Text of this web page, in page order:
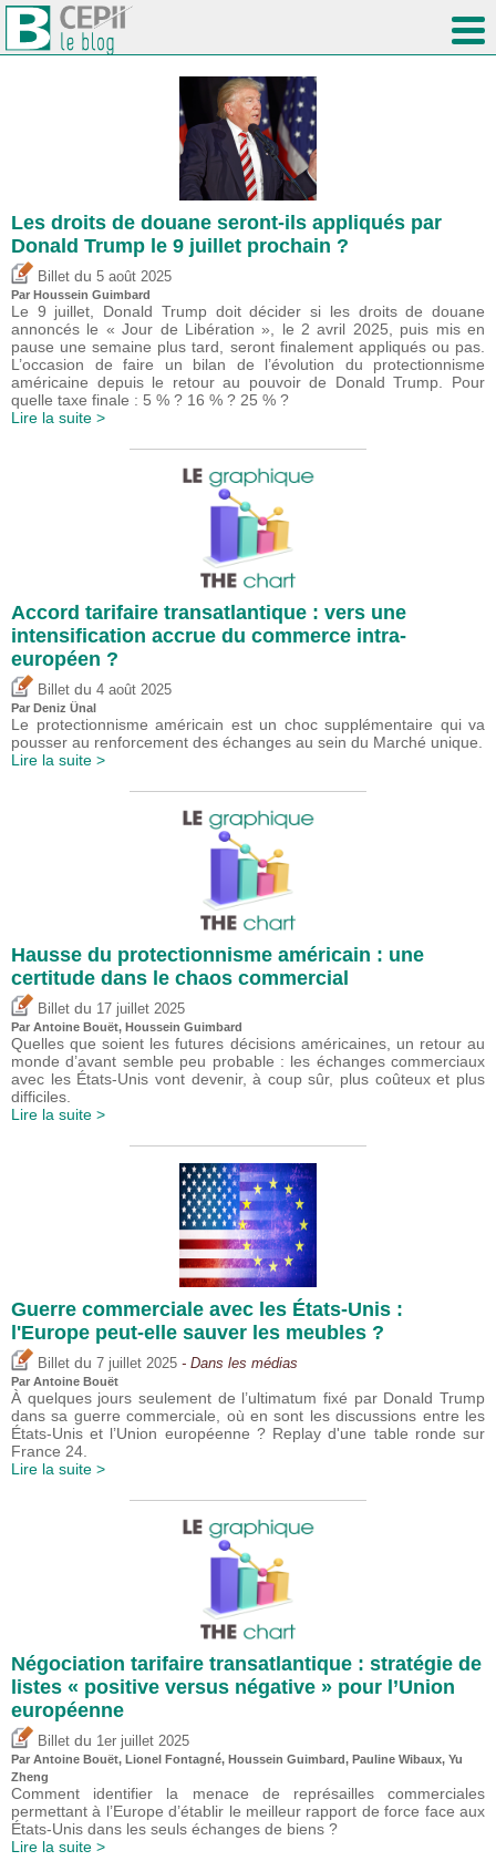
Les droits de douane seront-ils appliqués par
Donald Trump le 9 juillet prochain ?
Billet du 5 août 2025
Par Houssein Guimbard
Le 9 juillet, Donald Trump doit décider si les droits de douane
annoncés le « Jour de Libération », le 2 avril 2025, puis mis en
pause une semaine plus tard, seront finalement appliqués ou pas.
L’occasion de faire un bilan de l’évolution du protectionnisme
américaine depuis le retour au pouvoir de Donald Trump. Pour
quelle taxe finale : 5 % ? 16 % ? 25 % ?
Lire la suite >
Accord tarifaire transatlantique : vers une
intensification accrue du commerce intra-
européen ?
Billet du 4 août 2025
Par Deniz Ünal
Le protectionnisme américain est un choc supplémentaire qui va
pousser au renforcement des échanges au sein du Marché unique.
Lire la suite >
Hausse du protectionnisme américain : une
certitude dans le chaos commercial
Billet du 17 juillet 2025
Par Antoine Bouët, Houssein Guimbard
Quelles que soient les futures décisions américaines, un retour au
monde d’avant semble peu probable : les échanges commerciaux
avec les États-Unis vont devenir, à coup sûr, plus coûteux et plus
difficiles.
Lire la suite >
Guerre commerciale avec les États-Unis :
l'Europe peut-elle sauver les meubles ?
Billet du 7 juillet 2025 - Dans les médias
Par Antoine Bouët
À quelques jours seulement de l’ultimatum fixé par Donald Trump
dans sa guerre commerciale, où en sont les discussions entre les
États-Unis et l’Union européenne ? Replay d'une table ronde sur
France 24.
Lire la suite >
Négociation tarifaire transatlantique : stratégie de
listes « positive versus négative » pour l’Union
européenne
Billet du 1er juillet 2025
Par Antoine Bouët, Lionel Fontagné, Houssein Guimbard, Pauline Wibaux, Yu
Zheng
Comment identifier la menace de représailles commerciales
permettant à l’Europe d’établir le meilleur rapport de force face aux
États-Unis dans les seuls échanges de biens ?
Lire la suite >